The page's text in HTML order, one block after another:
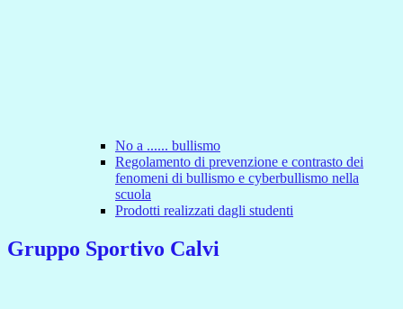
No a ...... bullismo
Regolamento di prevenzione e contrasto dei
fenomeni di bullismo e cyberbullismo nella
scuola
Prodotti realizzati dagli studenti
Gruppo Sportivo Calvi